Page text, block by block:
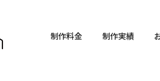
制作料金 制作実績